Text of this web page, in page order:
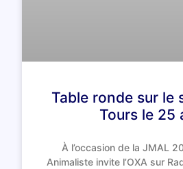
Table ronde sur le
Tours le 25
À l’occasion de la JMAL
Animaliste invite l’OXA sur